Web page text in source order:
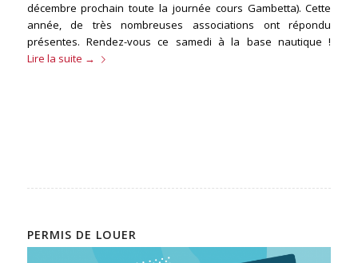
décembre prochain toute la journée cours Gambetta). Cette
année, de très nombreuses associations ont répondu
présentes. Rendez-vous ce samedi à la base nautique !
Lire la suite →
PERMIS DE LOUER